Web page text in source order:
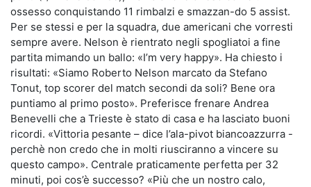
ossesso conquistando 11 rimbalzi e smazzan-do 5 assist.
Per se stessi e per la squadra, due americani che vorresti
sempre avere. Nelson è rientrato negli spogliatoi a fine
partita mimando un ballo: «I’m very happy». Ha chiesto i
risultati: «Siamo Roberto Nelson marcato da Stefano
Tonut, top scorer del match secondi da soli? Bene ora
puntiamo al primo posto». Preferisce frenare Andrea
Benevelli che a Trieste è stato di casa e ha lasciato buoni
ricordi. «Vittoria pesante – dice l’ala-pivot biancoazzurra -
perchè non credo che in molti riusciranno a vincere su
questo campo». Centrale praticamente perfetta per 32
minuti, poi cos’è successo? «Più che un nostro calo,